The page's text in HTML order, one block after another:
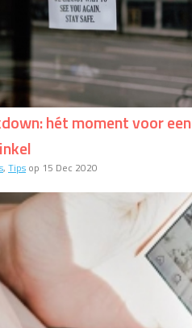
hét moment voor een
, Tips op 15 Dec 2020